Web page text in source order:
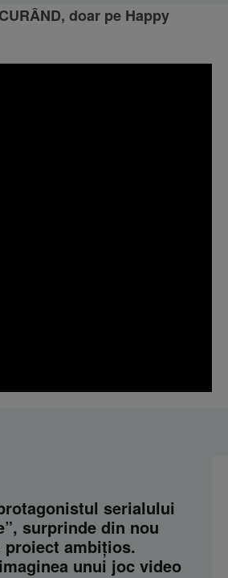
doar pe Happy
serialului
surprinde din nou
ambițios.
unui joc video